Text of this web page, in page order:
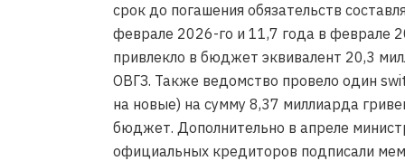
срок до погашения обязательств
феврале 2026-го и 11,7 года в феврале
привлекло в бюджет эквивалент 20,3
ОВГЗ. Также ведомство провело один
на новые) на сумму 8,37 миллиарда
бюджет. Дополнительно в апреле
официальных кредиторов подписали